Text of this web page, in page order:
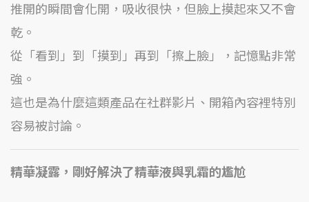
推開的瞬間會化開，吸收很快，但臉上摸起來又不會
乾。
從「看到」到「摸到」再到「擦上臉」，記憶點非常
強。
這也是為什麼這類產品在社群影片、開箱內容裡特別
容易被討論。
精華凝露，剛好解決了精華液與乳霜的尷尬